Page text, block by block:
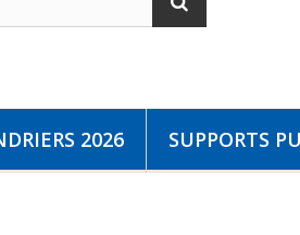
2026 SUPPORTS